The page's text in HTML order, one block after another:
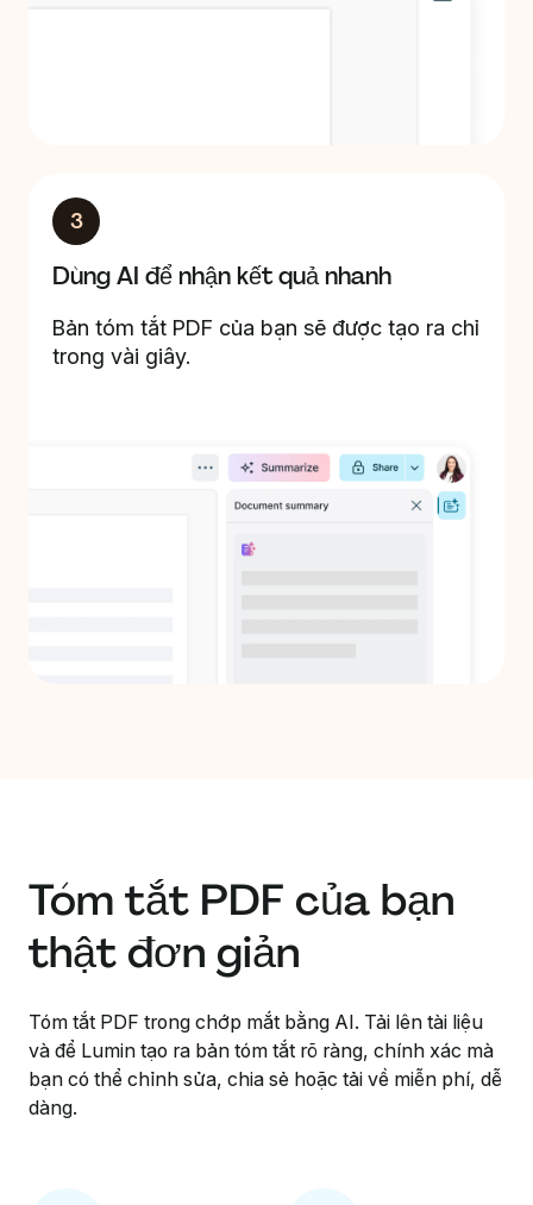
3
Dùng AI để nhận kết quả nhanh
Bản tóm tắt PDF của bạn sẽ được tạo ra chỉ
trong vài giây.
Tóm tắt PDF của bạn
thật đơn giản
Tóm tắt PDF trong chớp mắt bằng AI. Tải lên tài liệu
và để Lumin tạo ra bản tóm tắt rõ ràng, chính xác mà
bạn có thể chỉnh sửa, chia sẻ hoặc tải về miễn phí, dễ
dàng.